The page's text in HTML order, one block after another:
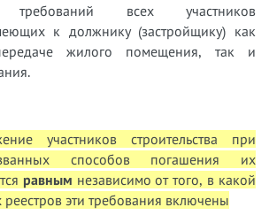
требований всех участников
к должнику (застройщику) как
жилого помещения, так и
участников строительства при
способов погашения их
равным независимо от того, в какой
реестров эти требования включены